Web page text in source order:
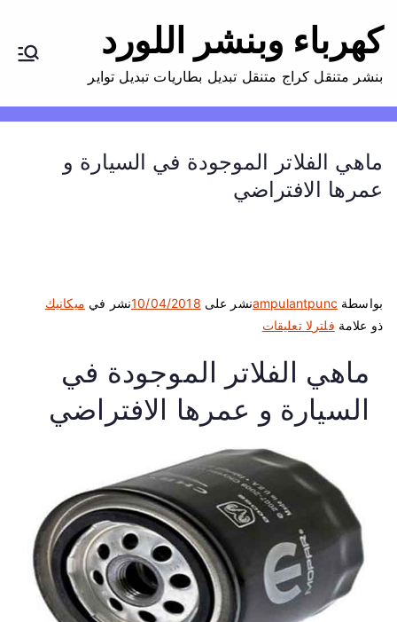
إ
كهرباء وبنشر اللورد
بنشر متنقل كراج متنقل تبديل بطاريات تبديل تواير
ماهي الفلاتر الموجودة في السيارة و
عمرها الافتراضي
بواسطة ampulantpuncنشر على 10/04/2018نشر في ميكانيك
ذو علامة فلتر لا تعليقات
ى
ا
ي
ل
ف
ماهي الفلاتر الموجودة في
السيارة و عمرها الافتراضي